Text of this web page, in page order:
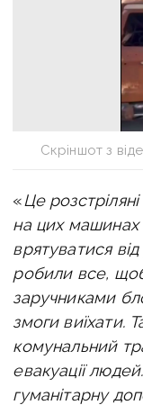
Скріншот з
«Це
на цих машинах
врятуватися
робили все,
заручниками
змоги виїхати.
комунальний
евакуації
гуманітарну